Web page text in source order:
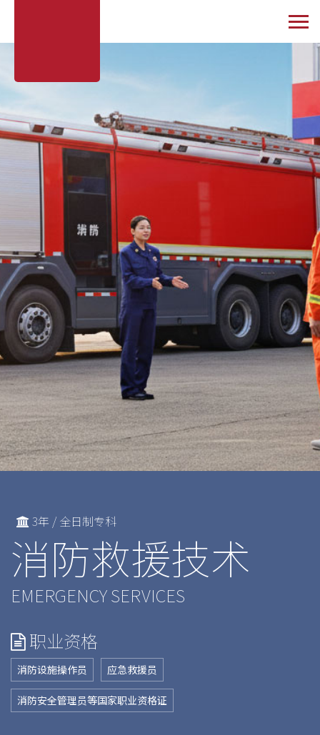
3年 / 全日制专科
消防救援技术
EMERGENCY SERVICES
职业资格
消防设施操作员 应急救援员
消防安全管理员等国家职业资格证